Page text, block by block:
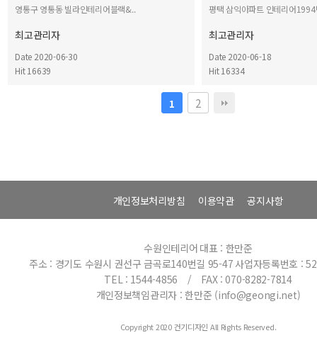
영통구 영통동 빌라인테리어블랙&..
최고관리자
Date 2020-06-30
Hit 16639
평택 삼익아파트 인테리어
최고관리자
Date 2020-06-18
Hit 16334
1 2
개인정보처리방침 이용약관 공지사항
수원인테리어 대표 : 한만준
주소 : 경기도 수원시 권선구 금곡로140번길 95-47 사업자등록번호 :
TEL : 1544-4856 / FAX : 070-8282-7814
개인정보책임관리자 : 한만준 (info@geongi.net)
Copyright 2020 건기디자인 All Rights Reserved.